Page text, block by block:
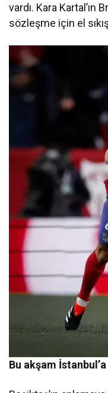
vardı. Kara Kartal’ın
sözleşme için el
Bu akşam